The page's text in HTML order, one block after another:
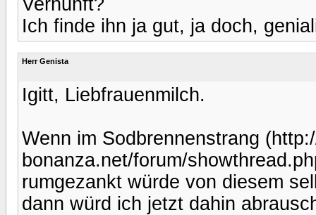
Ich finde ihn ja gut, ja doch,
Herr Genista
Igitt, Liebfrauenmilch.
Wenn im Sodbrennenstrang
bonanza.net/forum/
rumgezankt würde von diesem
dann würd ich jetzt dahin